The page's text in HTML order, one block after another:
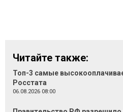
Читайте также:
Топ-3 самые
Росстата
06.08.2026 08:00